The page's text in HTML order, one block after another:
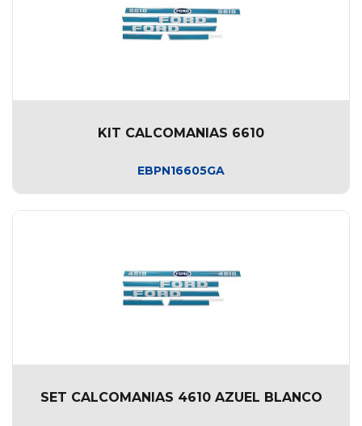
KIT CALCOMANIAS 6610
EBPN16605GA
SET CALCOMANIAS 4610 AZUEL BLANCO